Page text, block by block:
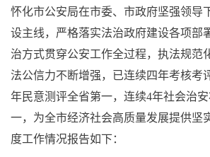
怀化市公安局在市委、市政府坚强领导
设主线，严格落实法治政府建设各项部
治方式贯穿公安工作全过程，执法规范
法公信力不断增强，已连续四年考核考
年民意测评全省第一，连续4年社会治
一，为全市经济社会高质量发展提供坚
度工作情况报告如下：